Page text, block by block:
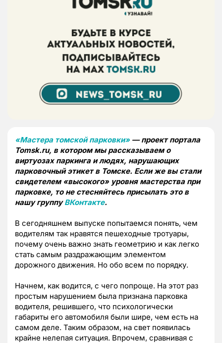
«Мастера томской парковки»— проект портала
Tomsk.ru, в котором мы рассказываем о
виртуозах паркинга и людях, нарушающих
парковочный этикет в Томске. Если же вы стали
свидетелем «высокого» уровня мастерства при
парковке, то не стесняйтесь присылать это в
нашу группуВКонтакте.
В сегодняшнем выпуске попытаемся понять, чем
водителям так нравятся пешеходные тротуары,
почему очень важно знать геометрию и как легко
стать самым раздражающим элементом
дорожного движения. Но обо всем по порядку.
Начнем, как водится, с чего попроще. На этот раз
простым нарушением была признана парковка
водителя, решившего, что психологически
габариты его автомобиля были шире, чем есть на
самом деле. Таким образом, на свет появилась
крайне нелепая ситуация. Впрочем, сравнивая с